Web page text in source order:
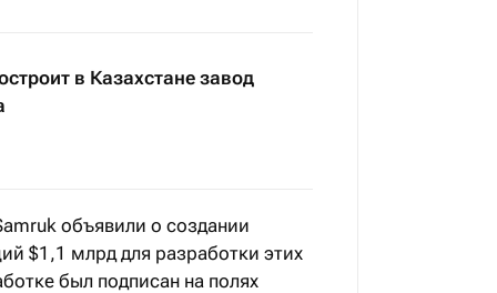
в Казахстане завод
объявили о создании
$1,1 млрд для разработки этих
был подписан на полях